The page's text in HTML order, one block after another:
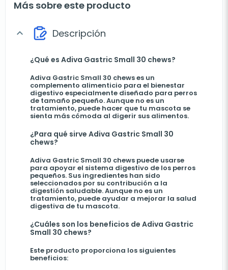
Más sobre este producto
expand_more Descripción
¿Qué es Adiva Gastric Small 30 chews?
Adiva Gastric Small 30 chews es un
complemento alimenticio para el bienestar
digestivo especialmente diseñado para perros
de tamaño pequeño. Aunque no es un
tratamiento, puede hacer que tu mascota se
sienta más cómoda al digerir sus alimentos.
¿Para qué sirve Adiva Gastric Small 30
chews?
Adiva Gastric Small 30 chews puede usarse
para apoyar el sistema digestivo de los perros
pequeños. Sus ingredientes han sido
seleccionados por su contribución a la
digestión saludable. Aunque no es un
tratamiento, puede ayudar a mejorar la salud
digestiva de tu mascota.
¿Cuáles son los beneficios de Adiva Gastric
Small 30 chews?
Este producto proporciona los siguientes
beneficios: